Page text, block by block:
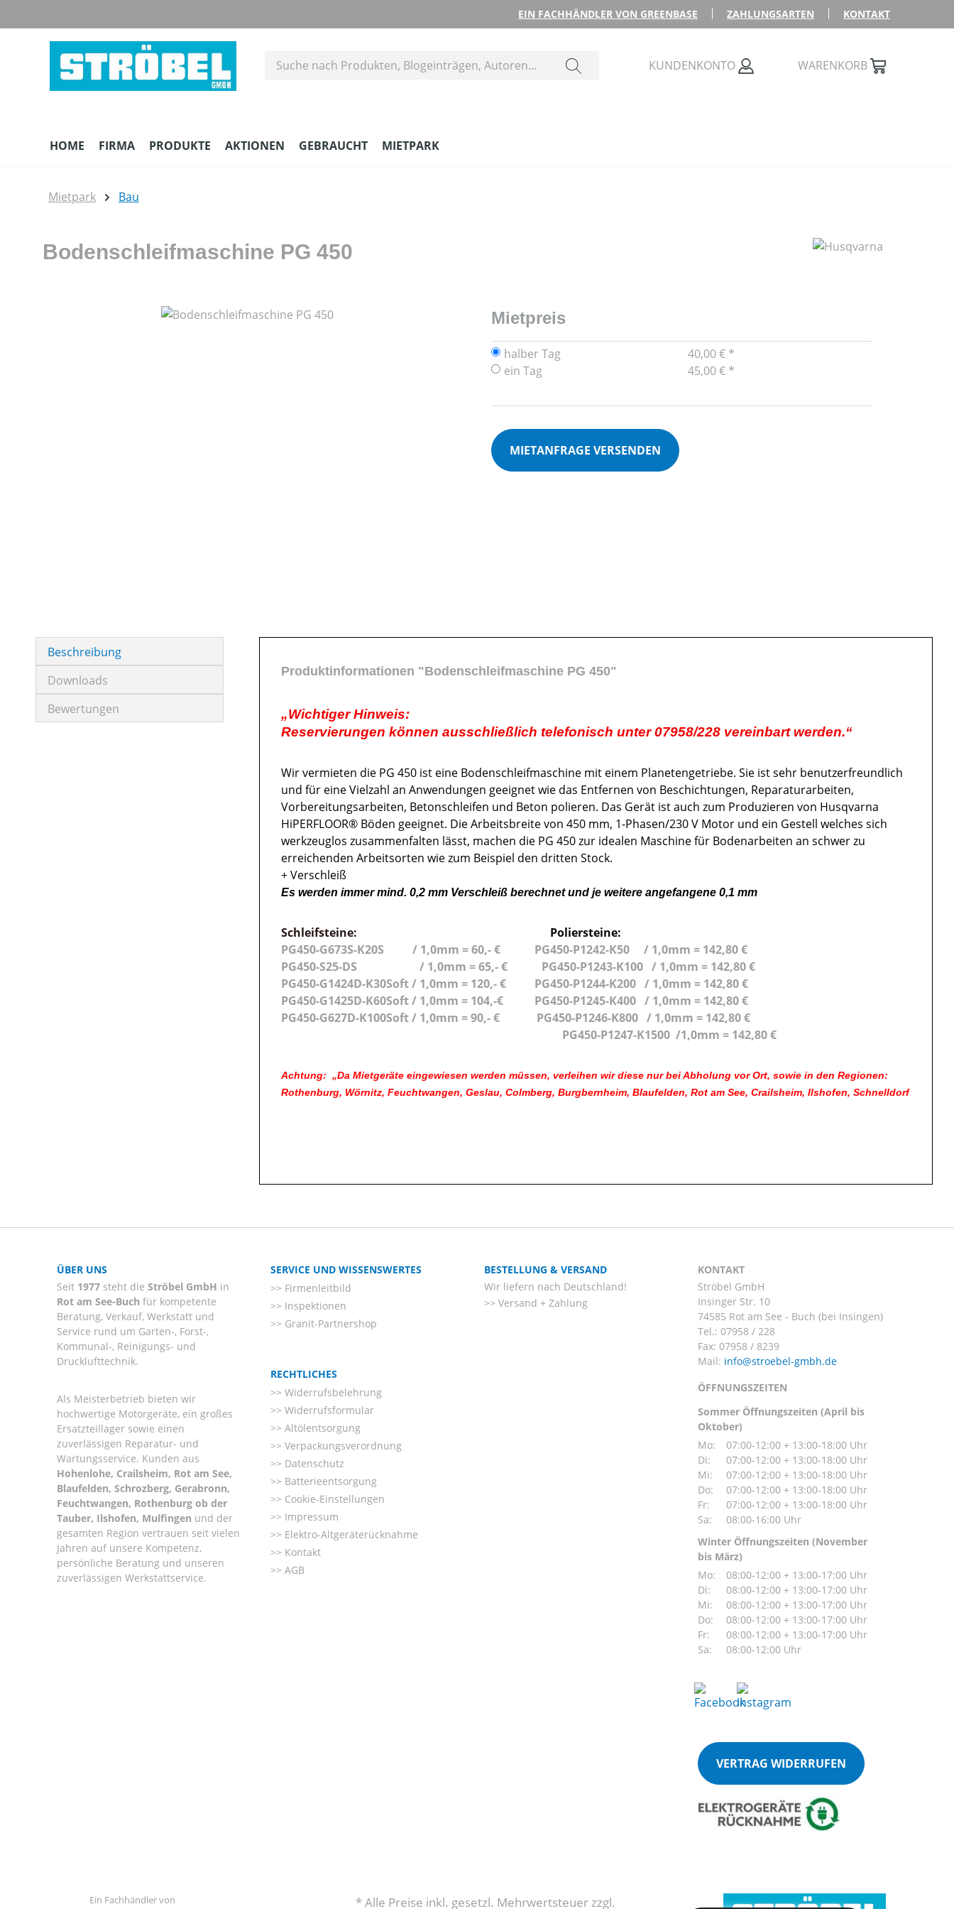
EIN FACHHÄNDLER VON GREENBASE ZAHLUNGSARTEN KONTAKT
KUNDENKONTO WARENKORB
HOME FIRMA PRODUKTE AKTIONEN GEBRAUCHT MIETPARK
Mietpark Bau
Bodenschleifmaschine PG 450
Bildergalerie überspringen Mietpreis
halber Tag
40,00 € *
ein Tag
45,00 € *
MIETANFRAGE VERSENDEN
Beschreibung
Downloads
Bewertungen
Produktinformationen "Bodenschleifmaschine PG 450"
„Wichtiger Hinweis:
Reservierungen können ausschließlich telefonisch unter 07958/228 vereinbart werden.“
Wir vermieten die PG 450 ist eine Bodenschleifmaschine mit einem Planetengetriebe. Sie ist sehr benutzerfreundlich
und für eine Vielzahl an Anwendungen geeignet wie das Entfernen von Beschichtungen, Reparaturarbeiten,
Vorbereitungsarbeiten, Betonschleifen und Beton polieren. Das Gerät ist auch zum Produzieren von Husqvarna
HiPERFLOOR® Böden geeignet. Die Arbeitsbreite von 450 mm, 1-Phasen/230 V Motor und ein Gestell welches sich
werkzeuglos zusammenfalten lässt, machen die PG 450 zur idealen Maschine für Bodenarbeiten an schwer zu
erreichenden Arbeitsorten wie zum Beispiel den dritten Stock.
+ Verschleiß
Es werden immer mind. 0,2 mm Verschleiß berechnet und je weitere angefangene 0,1 mm
Schleifsteine:
Poliersteine:
PG450-G673S-K20S / 1,0mm = 60,- € PG450-P1242-K50 / 1,0mm = 142,80 €
PG450-S25-DS / 1,0mm = 65,- € PG450-P1243-K100 / 1,0mm = 142,80 €
PG450-G1424D-K30Soft / 1,0mm = 120,- € PG450-P1244-K200 / 1,0mm = 142,80 €
PG450-G1425D-K60Soft / 1,0mm = 104,-€ PG450-P1245-K400 / 1,0mm = 142,80 €
PG450-G627D-K100Soft / 1,0mm = 90,- € PG450-P1246-K800 / 1,0mm = 142,80 €
PG450-P1247-K1500 /1,0mm = 142,80 €
Achtung: „Da Mietgeräte eingewiesen werden müssen, verleihen wir diese nur bei Abholung vor Ort, sowie in den Regionen:
Rothenburg, Wörnitz, Feuchtwangen, Geslau, Colmberg, Burgbernheim, Blaufelden, Rot am See, Crailsheim, Ilshofen, Schnelldorf
ÜBER UNS
Seit 1977 steht die Ströbel GmbH in
Rot am See-Buch für kompetente
Beratung, Verkauf, Werkstatt und
Service rund um Garten-, Forst-,
Kommunal-, Reinigungs- und
Drucklufttechnik.
Als Meisterbetrieb bieten wir
hochwertige Motorgeräte, ein großes
Ersatzteillager sowie einen
zuverlässigen Reparatur- und
Wartungsservice. Kunden aus
Hohenlohe, Crailsheim, Rot am See,
Blaufelden, Schrozberg, Gerabronn,
Feuchtwangen, Rothenburg ob der
Tauber, Ilshofen, Mulfingen und der
gesamten Region vertrauen seit vielen
Jahren auf unsere Kompetenz,
persönliche Beratung und unseren
zuverlässigen Werkstattservice.
SERVICE UND WISSENSWERTES
Firmenleitbild
Inspektionen
Granit-Partnershop
RECHTLICHES
Widerrufsbelehrung
Widerrufsformular
Altölentsorgung
Verpackungsverordnung
Datenschutz
Batterieentsorgung
Cookie-Einstellungen
Impressum
Elektro-Altgeräterücknahme
Kontakt
AGB
BESTELLUNG & VERSAND
Wir liefern nach Deutschland!
Versand + Zahlung
KONTAKT
Ströbel GmbH
Insinger Str. 10
74585 Rot am See - Buch (bei Insingen)
Tel.: 07958 / 228
Fax: 07958 / 8239
Mail:
ÖFFNUNGSZEITEN
Sommer Öffnungszeiten (April bis
Oktober)
Mo:
07:00-12:00 + 13:00-18:00 Uhr
Di:
07:00-12:00 + 13:00-18:00 Uhr
Mi:
07:00-12:00 + 13:00-18:00 Uhr
Do:
07:00-12:00 + 13:00-18:00 Uhr
Fr:
07:00-12:00 + 13:00-18:00 Uhr
Sa:
08:00-16:00 Uhr
Winter Öffnungszeiten (November
bis März)
Mo:
08:00-12:00 + 13:00-17:00 Uhr
Di:
08:00-12:00 + 13:00-17:00 Uhr
Mi:
08:00-12:00 + 13:00-17:00 Uhr
Do:
08:00-12:00 + 13:00-17:00 Uhr
Fr:
08:00-12:00 + 13:00-17:00 Uhr
Sa:
08:00-12:00 Uhr
VERTRAG WIDERRUFEN
Ein Fachhändler von * Alle Preise inkl. gesetzl. Mehrwertsteuer zzgl.